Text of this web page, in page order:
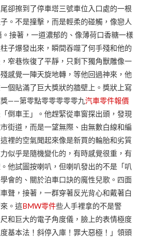
卻擦到了停車塔三號車位入口處的一根
。不是撞擊，而是輕柔的碰觸，像戀人
。接著，一道濃郁的、像薄荷口香糖一樣
子爆發出來，瞬間吞噬了何手殘和他的
窄巷恢復了平靜，只剩下獨角獸雕像一
感覺一陣天旋地轉，等他回過神來，他
個貼滿了巨大獎狀的牆壁上。獎狀上寫
——第零點零零零零零九汽車零件報價
倒車王」。他趕緊從車窗探出頭，發現
街道，而是一望無際、由無數白線和編
裡的空氣聞起來像是新買的輪胎和劣質
似乎是隨機變化的，有時感覺很重，有
他試圖按喇叭，但喇叭發出的不是「叭
會的、關於泊車口訣的魔性兒歌。四面
聲，接著，一群穿著反光背心和戴著白
。這BMW零件些人手裡拿的不是警
和巨大的電子角度儀，臉上的表情極度
基本法！斜停入庫！罪大惡極！」領頭